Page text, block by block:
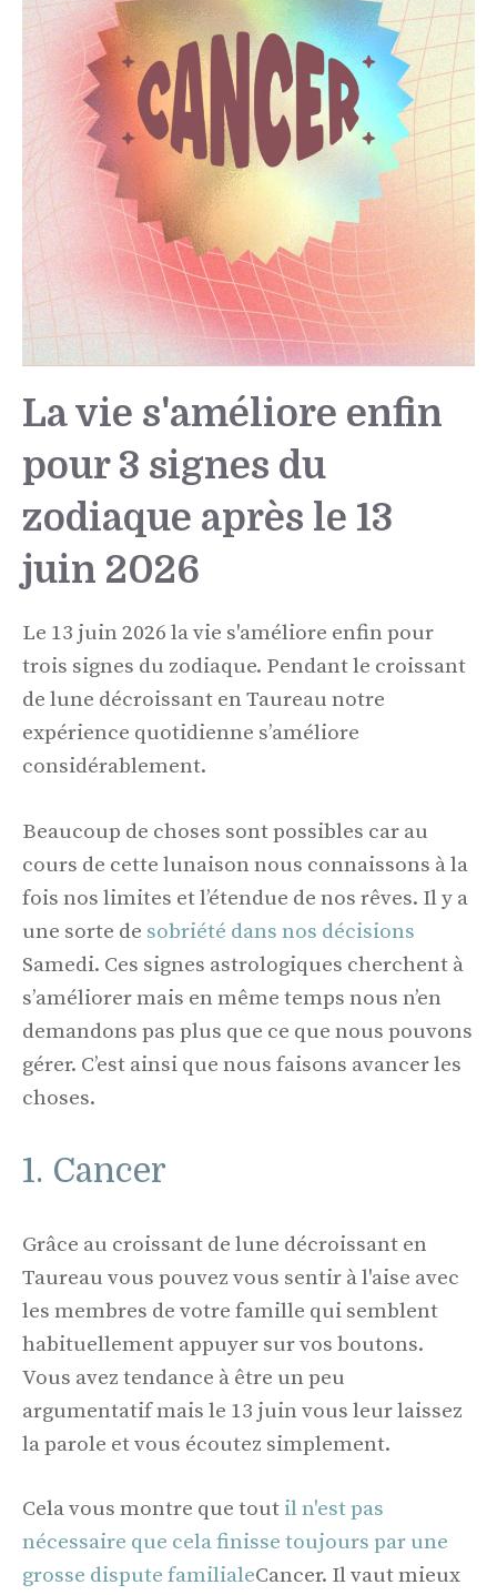
La vie s'améliore enfin
pour 3 signes du
zodiaque après le 13
juin 2026
Le 13 juin 2026 la vie s'améliore enfin pour
trois signes du zodiaque. Pendant le croissant
de lune décroissant en Taureau notre
expérience quotidienne s’améliore
considérablement.
Beaucoup de choses sont possibles car au
cours de cette lunaison nous connaissons à la
fois nos limites et l’étendue de nos rêves. Il y a
une sorte de sobriété dans nos décisions
Samedi. Ces signes astrologiques cherchent à
s’améliorer mais en même temps nous n’en
demandons pas plus que ce que nous pouvons
gérer. C’est ainsi que nous faisons avancer les
choses.
1. Cancer
Grâce au croissant de lune décroissant en
Taureau vous pouvez vous sentir à l'aise avec
les membres de votre famille qui semblent
habituellement appuyer sur vos boutons.
Vous avez tendance à être un peu
argumentatif mais le 13 juin vous leur laissez
la parole et vous écoutez simplement.
Cela vous montre que tout il n'est pas
nécessaire que cela finisse toujours par une
grosse dispute familialeCancer. Il vaut mieux